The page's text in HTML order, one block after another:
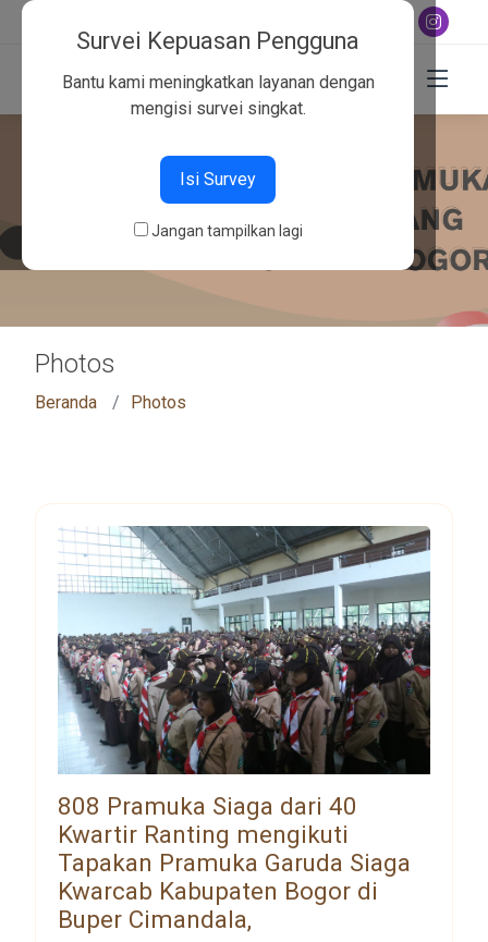
Photos
Beranda Photos
808 Pramuka Siaga dari 40
Kwartir Ranting mengikuti
Tapakan Pramuka Garuda Siaga
Kwarcab Kabupaten Bogor di
Buper Cimandala,
Survei Kepuasan Pengguna
Bantu kami meningkatkan layanan dengan
mengisi survei singkat.
Isi Survey
Jangan tampilkan lagi